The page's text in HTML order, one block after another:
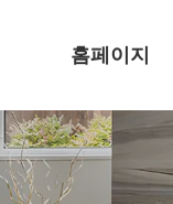
홈페이지